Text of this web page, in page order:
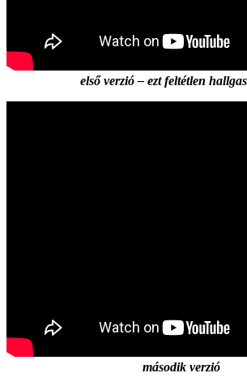
első verzió – ezt feltétlen
második verzió